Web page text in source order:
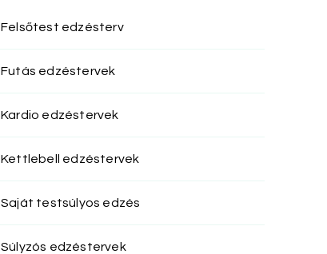
Felsőtest edzésterv
Futás edzéstervek
Kardio edzéstervek
Kettlebell edzéstervek
Saját testsúlyos edzés
Súlyzós edzéstervek